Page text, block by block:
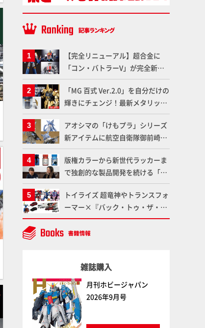
【完全リニューアル】超合金に
「コン・バトラーV」が完全新規
造形で登場！気になる仕様を試作
品の撮り下ろしでご紹介!!さらに
「大鉄人17」＆「ワンエイト」セ
ット情報もお届け！【超合金の
魂】
「MG 百式 Ver.2.0」を自分だけの
輝きにチェンジ！最新メタリック
塗料を使ってより金属感を増した
仕上がりに!!【試し読み】
アオシマの「けもプラ」シリーズ
新アイテムに航空自衛隊御前崎分
屯基地の公式キャラクターとして
誕生した「おまねこ」が着任！け
もプラ公式サイト限定版と通常版
の2ラインで発売！
版権カラーから新世代ラッカーま
で独創的な製品開発を続ける「ガ
イアノーツ」に塗料開発の裏側と
ラッカー塗料の未来についてイン
タビュー！
トイライズ 超竜神やトランスフォ
ーマー×『バック・トゥ・ザ・フ
ューチャー』コラボアイテムな
ど、タカラトミーの注目アイテム
雑誌購入
月刊ホビージャパン
2026年9月号